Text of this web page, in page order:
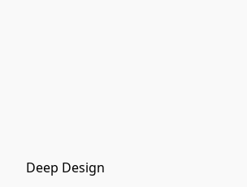
Deep Design